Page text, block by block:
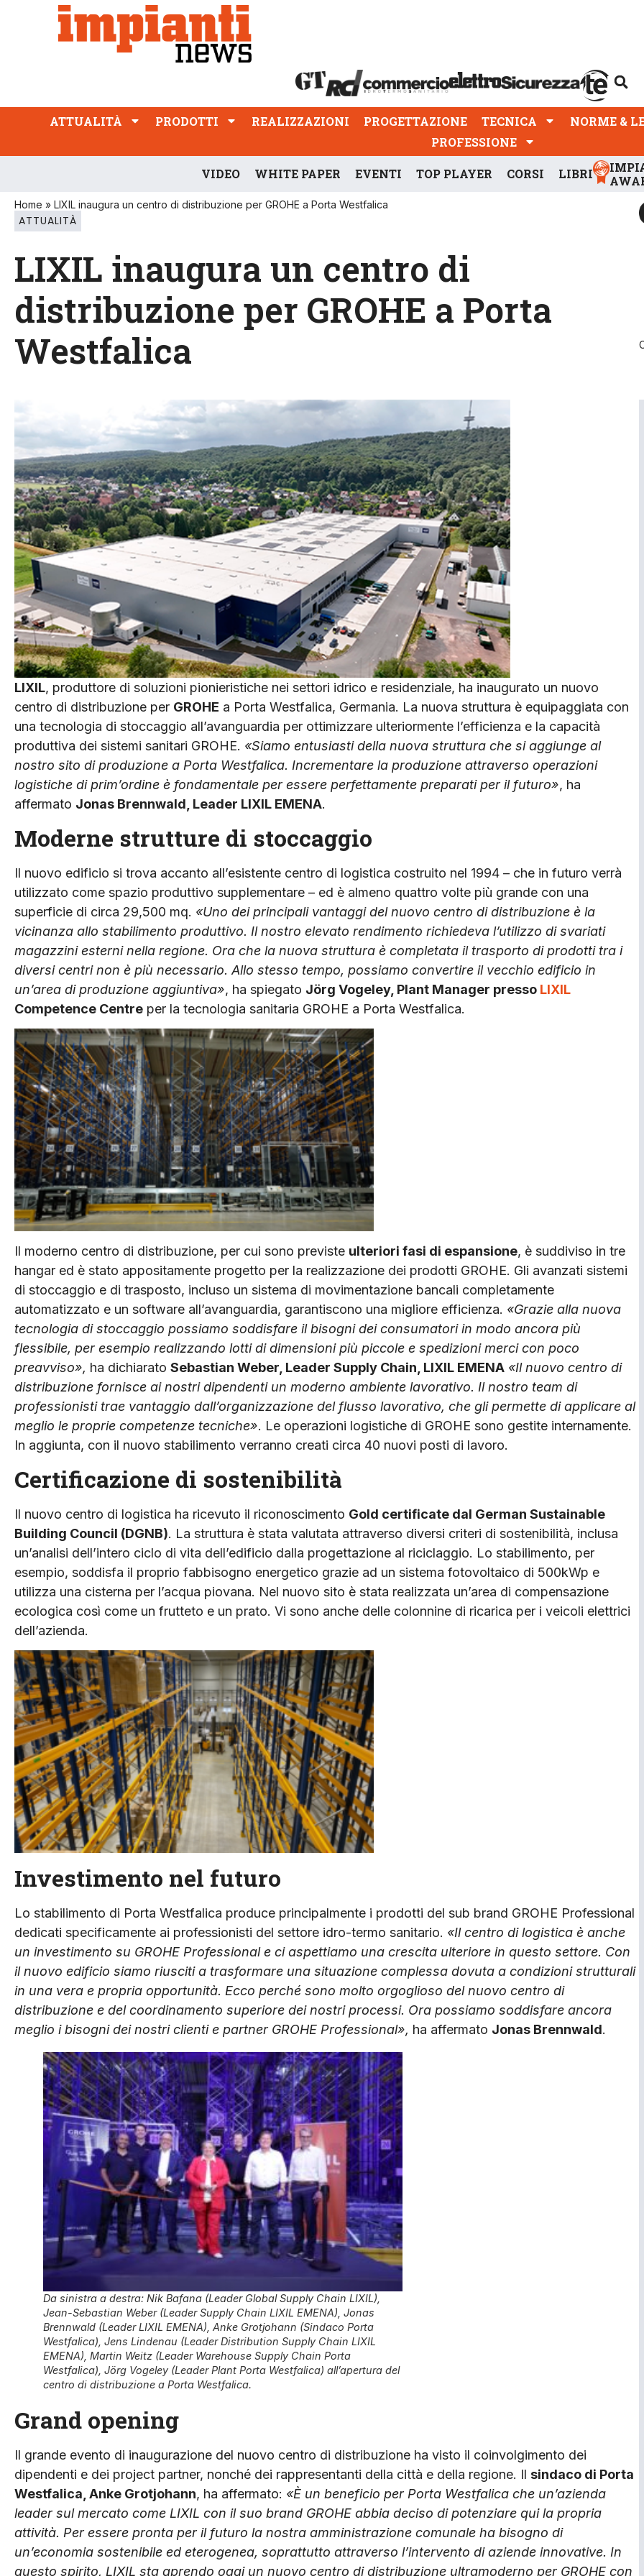
ATTUALITÀ PRODOTTI REALIZZAZIONI
PROFESSIONE
ATTUALITÀ PRODOTTI REALIZZAZIONI PROGETTAZIONE TECNICA NORME &
PROFESSIONE
VIDEO WHITE PAPER EVENTI TOP PLAYER CORSI LIBRI
Home » LIXIL inaugura un centro di distribuzione per GROHE a Porta Westfalica
ATTUALITÀ
LIXIL inaugura un centro di
distribuzione per GROHE a Porta
Westfalica
LIXIL, produttore di soluzioni pionieristiche nei settori idrico e residenziale, ha inaugurato un nuovo
centro di distribuzione per GROHE a Porta Westfalica, Germania. La nuova struttura è equipaggiata con
una tecnologia di stoccaggio all’avanguardia per ottimizzare ulteriormente l’efficienza e la capacità
produttiva dei sistemi sanitari GROHE. «Siamo entusiasti della nuova struttura che si aggiunge al
nostro sito di produzione a Porta Westfalica. Incrementare la produzione attraverso operazioni
logistiche di prim’ordine è fondamentale per essere perfettamente preparati per il futuro», ha
affermato Jonas Brennwald, Leader LIXIL EMENA.
Moderne strutture di stoccaggio
Il nuovo edificio si trova accanto all’esistente centro di logistica costruito nel 1994 – che in futuro verrà
utilizzato come spazio produttivo supplementare – ed è almeno quattro volte più grande con una
superficie di circa 29,500 mq. «Uno dei principali vantaggi del nuovo centro di distribuzione è la
vicinanza allo stabilimento produttivo. Il nostro elevato rendimento richiedeva l’utilizzo di svariati
magazzini esterni nella regione. Ora che la nuova struttura è completata il trasporto di prodotti tra i
diversi centri non è più necessario. Allo stesso tempo, possiamo convertire il vecchio edificio in
un’area di produzione aggiuntiva», ha spiegato Jörg Vogeley, Plant Manager presso LIXIL
Competence Centre per la tecnologia sanitaria GROHE a Porta Westfalica.
Il moderno centro di distribuzione, per cui sono previste ulteriori fasi di espansione, è suddiviso in tre
hangar ed è stato appositamente progetto per la realizzazione dei prodotti GROHE. Gli avanzati sistemi
di stoccaggio e di trasposto, incluso un sistema di movimentazione bancali completamente
automatizzato e un software all’avanguardia, garantiscono una migliore efficienza. «Grazie alla nuova
tecnologia di stoccaggio possiamo soddisfare il bisogni dei consumatori in modo ancora più
flessibile, per esempio realizzando lotti di dimensioni più piccole e spedizioni merci con poco
preavviso», ha dichiarato Sebastian Weber, Leader Supply Chain, LIXIL EMENA «Il nuovo centro di
distribuzione fornisce ai nostri dipendenti un moderno ambiente lavorativo. Il nostro team di
professionisti trae vantaggio dall’organizzazione del flusso lavorativo, che gli permette di applicare al
meglio le proprie competenze tecniche». Le operazioni logistiche di GROHE sono gestite internamente.
In aggiunta, con il nuovo stabilimento verranno creati circa 40 nuovi posti di lavoro.
Certificazione di sostenibilità
Il nuovo centro di logistica ha ricevuto il riconoscimento Gold certificate dal German Sustainable
Building Council (DGNB). La struttura è stata valutata attraverso diversi criteri di sostenibilità, inclusa
un’analisi dell’intero ciclo di vita dell’edificio dalla progettazione al riciclaggio. Lo stabilimento, per
esempio, soddisfa il proprio fabbisogno energetico grazie ad un sistema fotovoltaico di 500kWp e
utilizza una cisterna per l’acqua piovana. Nel nuovo sito è stata realizzata un’area di compensazione
ecologica così come un frutteto e un prato. Vi sono anche delle colonnine di ricarica per i veicoli elettrici
dell’azienda.
Investimento nel futuro
Lo stabilimento di Porta Westfalica produce principalmente i prodotti del sub brand GROHE Professional
dedicati specificamente ai professionisti del settore idro-termo sanitario. «Il centro di logistica è anche
un investimento su GROHE Professional e ci aspettiamo una crescita ulteriore in questo settore. Con
il nuovo edificio siamo riusciti a trasformare una situazione complessa dovuta a condizioni strutturali
in una vera e propria opportunità. Ecco perché sono molto orgoglioso del nuovo centro di
distribuzione e del coordinamento superiore dei nostri processi. Ora possiamo soddisfare ancora
meglio i bisogni dei nostri clienti e partner GROHE Professional», ha affermato Jonas Brennwald.
Da sinistra a destra: Nik Bafana (Leader Global Supply Chain LIXIL),
Jean-Sebastian Weber (Leader Supply Chain LIXIL EMENA), Jonas
Brennwald (Leader LIXIL EMENA), Anke Grotjohann (Sindaco Porta
Westfalica), Jens Lindenau (Leader Distribution Supply Chain LIXIL
EMENA), Martin Weitz (Leader Warehouse Supply Chain Porta
Westfalica), Jörg Vogeley (Leader Plant Porta Westfalica) all’apertura del
centro di distribuzione a Porta Westfalica.
Grand opening
Il grande evento di inaugurazione del nuovo centro di distribuzione ha visto il coinvolgimento dei
dipendenti e dei project partner, nonché dei rappresentanti della città e della regione. Il sindaco di Porta
Westfalica, Anke Grotjohann, ha affermato: «È un beneficio per Porta Westfalica che un’azienda
leader sul mercato come LIXIL con il suo brand GROHE abbia deciso di potenziare qui la propria
attività. Per essere pronta per il futuro la nostra amministrazione comunale ha bisogno di
un’economia sostenibile ed eterogenea, soprattutto attraverso l’intervento di aziende innovative. In
questo spirito, LIXIL sta aprendo oggi un nuovo centro di distribuzione ultramoderno per GROHE con